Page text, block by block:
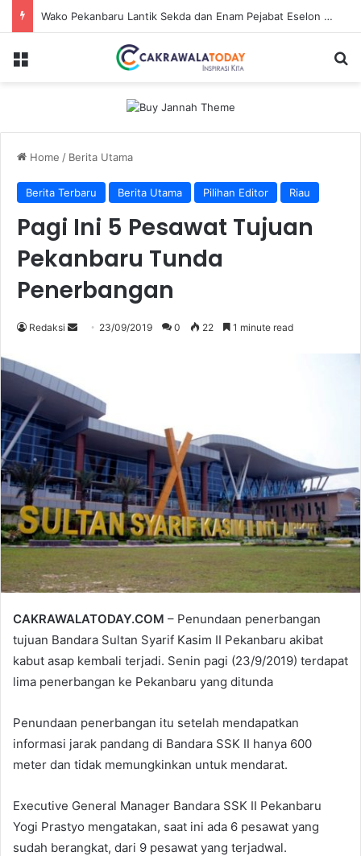
Wako Pekanbaru Lantik Sekda dan Enam Pejabat Eselon Lainnya
Menu
Home / Berita Utama
Berita Terbaru Berita Utama Pilihan Editor Riau
Pagi Ini 5 Pesawat Tujuan
Pekanbaru Tunda
Penerbangan
Redaksi
Send 23/09/2019 0 22 1 minute read
CAKRAWALATODAY.COM – Penundaan penerbangan
tujuan Bandara Sultan Syarif Kasim II Pekanbaru akibat
kabut asap kembali terjadi. Senin pagi (23/9/2019) terdapat
lima penerbangan ke Pekanbaru yang ditunda
Penundaan penerbangan itu setelah mendapatkan
informasi jarak pandang di Bandara SSK II hanya 600
meter dan tidak memungkinkan untuk mendarat.
Executive General Manager Bandara SSK II Pekanbaru
Yogi Prastyo mengatakan, saat ini ada 6 pesawat yang
sudah berangkat, dari 9 pesawat yang terjadwal.